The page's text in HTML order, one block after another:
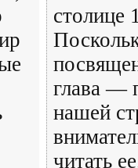
столице
глава —
нашей
читать